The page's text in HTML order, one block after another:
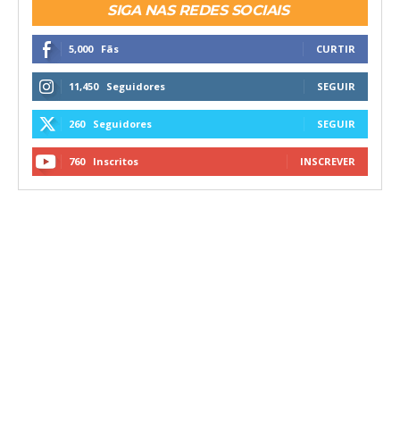
SIGA NAS REDES SOCIAIS
5,000 Fãs CURTIR
11,450 Seguidores SEGUIR
260 Seguidores SEGUIR
760 Inscritos INSCREVER